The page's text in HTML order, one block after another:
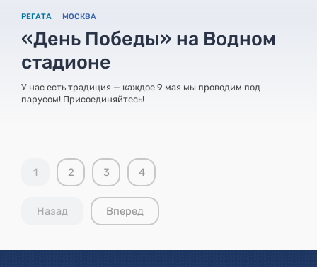
РЕГАТА МОСКВА
«День Победы» на Водном
стадионе
У нас есть традиция — каждое 9 мая мы проводим под
парусом! Присоединяйтесь!
1 2 3 4
Назад Вперед